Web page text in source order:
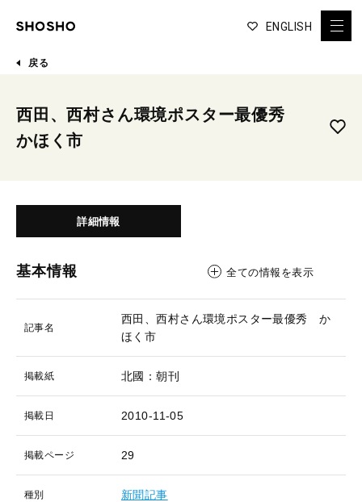
ENGLISH
戻る
西田、西村さん環境ポスター最優秀
かほく市
詳細情報
基本情報 全ての情報を表示
記事名
西田、西村さん環境ポスター最優秀 か
ほく市
掲載紙 北國：朝刊
掲載日 2010-11-05
掲載ページ 29
種別 新聞記事